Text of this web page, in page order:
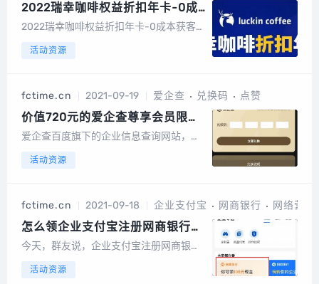
2022瑞幸咖啡权益折扣年卡-0成
本获客资源
2022瑞幸咖啡权益折扣年卡-0成本获客
旅游门户自媒体推广折扣权益...
活动资源
fctime.cn 2021-09-19 爱企查 兑换码 点赞
价值720元的爱企查尊享会员限量
免费送
爱企查百度旗下的企业信息查询网站，价
免费领取方式：识别二维码，点击链接，
码->...
活动资源
fctime.cn 2021-09-18 企业支付宝 网商银行 网络营销
怎么领企业支付宝注册网商银行
399元现金，秒到账
今天，群友说，企业支付宝注册网商银行
银行，企业支付宝登录进去，做几个任
活动资源